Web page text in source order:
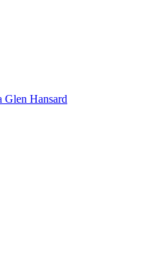
Glen Hansard